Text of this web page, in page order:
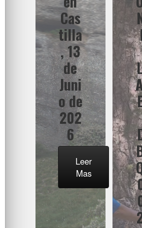
Cas
tilla
, 13
de
Juni
o de
202
6
Leer
Mas